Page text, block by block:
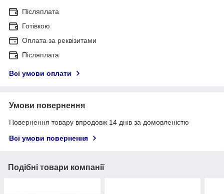
Післяплата
Готівкою
Оплата за реквізитами
Післяплата
Всі умови оплати
Умови повернення
Повернення товару впродовж 14 днів за домовленістю
Всі умови повернення
Подібні товари компанії